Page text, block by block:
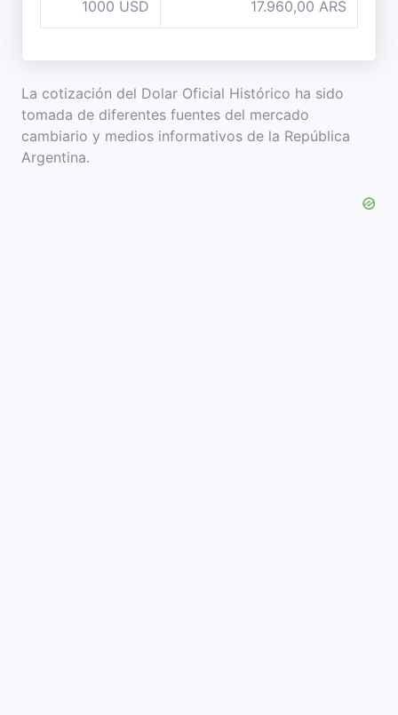
1000 USD 17.960,00 ARS
La cotización del Dolar Oficial Histórico ha sido
tomada de diferentes fuentes del mercado
cambiario y medios informativos de la República
Argentina.